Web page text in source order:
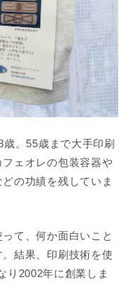
。55歳まで大手印刷
ェオレの包装容器や
の功績を残していま
て、何か面白いこと
結果、 印刷技術を使
り 2002年に創業しま